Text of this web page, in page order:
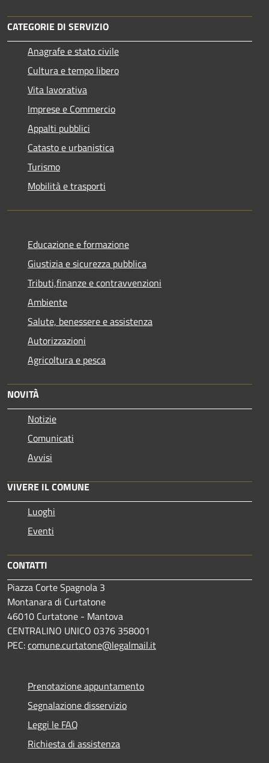
CATEGORIE DI SERVIZIO
Anagrafe e stato civile
Cultura e tempo libero
Vita lavorativa
Imprese e Commercio
Appalti pubblici
Catasto e urbanistica
Turismo
Mobilità e trasporti
Educazione e formazione
Giustizia e sicurezza pubblica
Tributi,finanze e contravvenzioni
Ambiente
Salute, benessere e assistenza
Autorizzazioni
Agricoltura e pesca
NOVITÀ
Notizie
Comunicati
Avvisi
VIVERE IL COMUNE
Luoghi
Eventi
CONTATTI
Piazza Corte Spagnola 3
Montanara di Curtatone
46010 Curtatone - Mantova
CENTRALINO UNICO 0376 358001
PEC:comune.curtatone@legalmail.it
Prenotazione appuntamento
Segnalazione disservizio
Leggi le FAQ
Richiesta di assistenza